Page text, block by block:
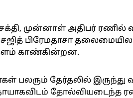
முன்னாள் அதிபர் ரணில்
பிரேமதாசா
களம் காண்கின்றன.
பலரும் தேர்தலில் இருந்து
தோல்வியடைந்த